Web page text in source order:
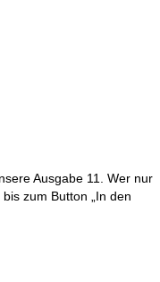
Ausgabe 11. Wer nur
zum Button „In den